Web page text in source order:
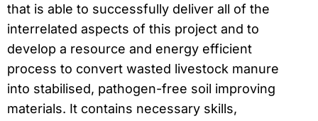
that is able to successfully deliver all of the
interrelated aspects of this project and to
develop a resource and energy efficient
process to convert wasted livestock manure
into stabilised, pathogen-free soil improving
materials. It contains necessary skills,